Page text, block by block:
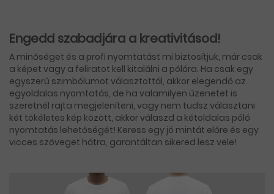
Engedd szabadjára a kreativitásod!
A minőséget és a profi nyomtatást mi biztosítjuk, már csak
a képet vagy a feliratot kell kitalálni a pólóra. Ha csak egy
egyszerű szimbólumot választottál, akkor elegendő az
egyoldalas nyomtatás, de ha valamilyen üzenetet is
szeretnél rajta megjeleníteni, vagy nem tudsz választani
két tökéletes kép között, akkor válaszd a kétoldalas póló
nyomtatás lehetőségét! Keress egy jó mintát előre és egy
vicces szöveget hátra, garantáltan sikered lesz vele!